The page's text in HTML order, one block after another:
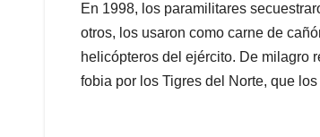
En 1998, los paramilitares
otros, los usaron como carne de
helicópteros del ejército. De milagro
fobia por los Tigres del Norte, que